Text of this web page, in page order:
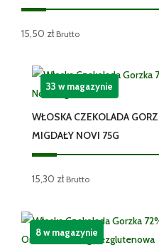
15,50 zł Brutto
WŁOSKA CZEKOLADA
MIGDAŁY NOVI 75G
15,30 zł Brutto
33 w magazynie
8 w magazynie